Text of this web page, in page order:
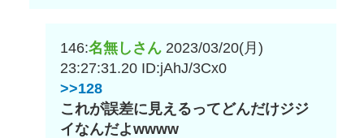
146:名無しさん 2023/03/20(月)
23:27:31.20 ID:jAhJ/3Cx0
>>128
これが誤差に見えるってどんだけジジ
イなんだよwwww